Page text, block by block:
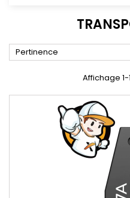
Pertinence
Affichage